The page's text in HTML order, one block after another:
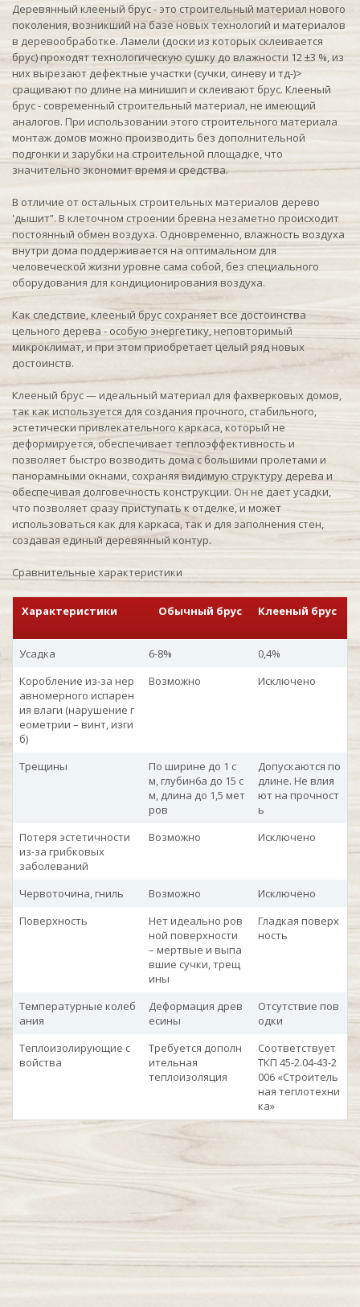
Деревянный клееный брус - это строительный материал нового
поколения, возникший на базе новых технологий и материалов
в деревообработке. Ламели (доски из которых склеивается
брус) проходят технологическую сушку до влажности 12 ±3 %, из
них вырезают дефектные участки (сучки, синеву и тд-)>
сращивают по длине на минишип и склеивают брус. Клееный
брус - современный строительный материал, не имеющий
аналогов. При использовании этого строительного материала
монтаж домов можно производить без дополнительной
подгонки и зарубки на строительной площадке, что
значительно экономит время и средства.
В отличие от остальных строительных материалов дерево
'дышит”. В клеточном строении бревна незаметно происходит
постоянный обмен воздуха. Одновременно, влажность воздуха
внутри дома поддерживается на оптимальном для
человеческой жизни уровне сама собой, без специального
оборудования для кондиционирования воздуха.
Как следствие, клееный брус сохраняет все достоинства
цельного дерева - особую энергетику, неповторимый
микроклимат, и при этом приобретает целый ряд новых
достоинств.
Клееный брус — идеальный материал для фахверковых домов,
так как используется для создания прочного, стабильного,
эстетически привлекательного каркаса, который не
деформируется, обеспечивает теплоэффективность и
позволяет быстро возводить дома с большими пролетами и
панорамными окнами, сохраняя видимую структуру дерева и
обеспечивая долговечность конструкции. Он не дает усадки,
что позволяет сразу приступать к отделке, и может
использоваться как для каркаса, так и для заполнения стен,
создавая единый деревянный контур.
Сравнительные характеристики
Характеристики Обычный брус Клееный брус
Усадка 6-8%
0,4%
Коробление из-за нер
авномерного испарен
ия влаги (нарушение г
еометрии – винт, изги
б)
Возможно Исключено
Трещины
По ширине до 1 с
м, глубин6а до 15 с
м, длина до 1,5 мет
ров
Допускаются по
длине. Не влия
ют на прочност
ь
Потеря эстетичности
из-за грибковых
заболеваний
Возможно Исключено
Червоточина, гниль Возможно
Исключено
Поверхность
Нет идеально ров
ной поверхности
– мертвые и выпа
вшие сучки, трещ
ины
Гладкая поверх
ность
Температурные колеб
ания
Деформация древ
есины
Отсутствие пов
одки
Теплоизолирующие с
войства
Требуется дополн
ительная
теплоизоляция
Соответствует
ТКП 45-2.04-43-2
006 «Строитель
ная теплотехни
ка»